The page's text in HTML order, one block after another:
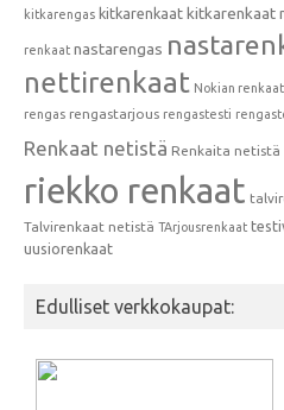
kitkarengas kitkarenkaat kitkarenkaat
renkaat nastarengas
nettirenkaat Nokian renkaat
rengas rengastarjous rengastesti
Renkaat netistä Renkaita netistä
riekko renkaat
Talvirenkaat netistä TArjousrenkaat
uusiorenkaat
Edulliset verkkokaupat: